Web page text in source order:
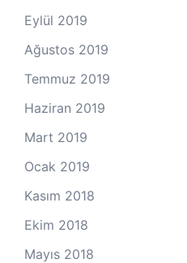
Eylül 2019
Ağustos 2019
Temmuz 2019
Haziran 2019
Mart 2019
Ocak 2019
Kasım 2018
Ekim 2018
Mayıs 2018